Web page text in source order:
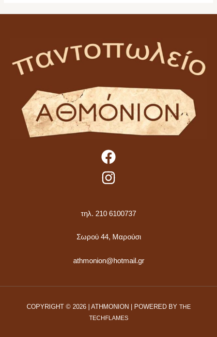
τηλ. 210 6100737
Σωρού 44, Μαρούσι
athmonion@hotmail.gr
COPYRIGHT © 2026 | ATHMONION | POWERED BY THE
TECHFLAMES